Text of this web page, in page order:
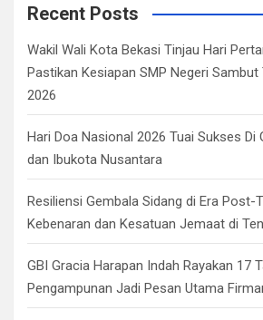
c
Recent Posts
Wakil Wali Kota Bekasi Tinjau Hari
Pastikan Kesiapan SMP Negeri Sambut
2026
Hari Doa Nasional 2026 Tuai Sukses Di
dan Ibukota Nusantara
Resiliensi Gembala Sidang di Era Post-
Kebenaran dan Kesatuan Jemaat di
GBI Gracia Harapan Indah Rayakan 17
Pengampunan Jadi Pesan Utama